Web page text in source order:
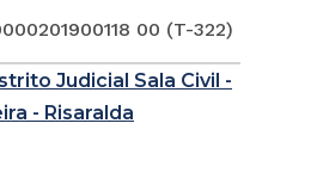
00 (T-322)
Judicial Sala Civil -
- Risaralda